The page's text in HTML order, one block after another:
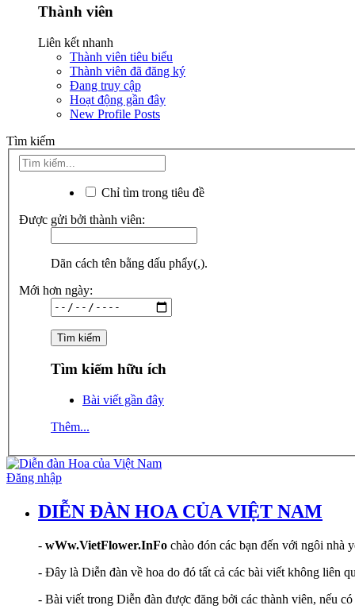
Thành viên
Liên kết nhanh
Thành viên tiêu biểu
Thành viên đã đăng ký
Đang truy cập
Hoạt động gần đây
New Profile Posts
Tìm kiếm
Chỉ tìm trong tiêu đề
Được gửi bởi thành viên:
Dãn cách tên bằng dấu phẩy(,).
Mới hơn ngày:
Tìm kiếm hữu ích
Bài viết gần đây
Thêm...
Đăng nhập
DIỄN ĐÀN HOA CỦA VIỆT NAM
- wWw.VietFlower.InFo chào đón các bạn đến với ngôi nhà
- Đây là Diễn đàn về hoa do đó tất cả các bài viết không liên
- Bài viết trong Diễn đàn được đăng bởi các thành viên, nếu